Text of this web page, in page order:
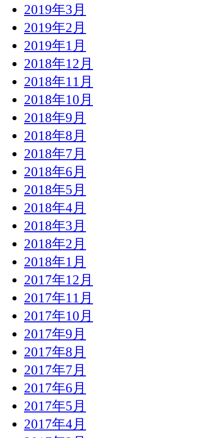
2019年3月
2019年2月
2019年1月
2018年12月
2018年11月
2018年10月
2018年9月
2018年8月
2018年7月
2018年6月
2018年5月
2018年4月
2018年3月
2018年2月
2018年1月
2017年12月
2017年11月
2017年10月
2017年9月
2017年8月
2017年7月
2017年6月
2017年5月
2017年4月